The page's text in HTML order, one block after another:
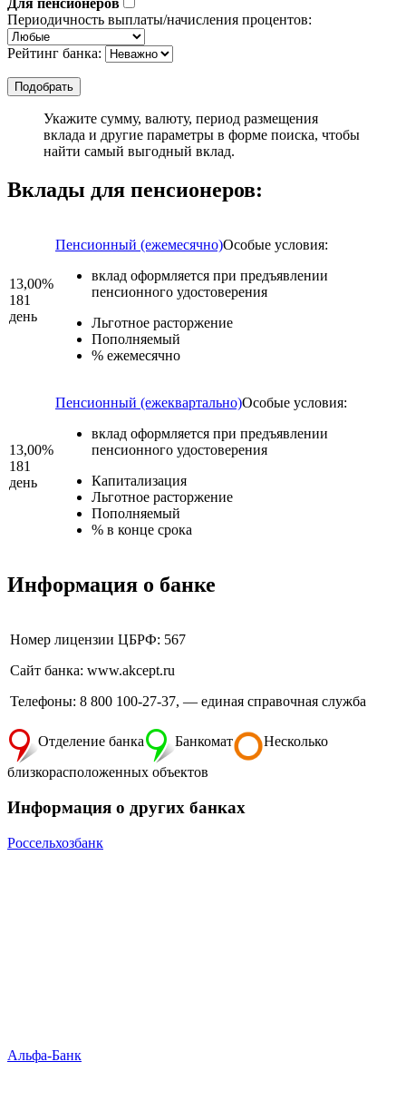
Периодичность выплаты/начисления процентов:
Рейтинг банка:
Укажите сумму, валюту, период размещения
вклада и другие параметры в форме поиска, чтобы
найти самый выгодный вклад.
Вклады для пенсионеров:
13,00%
181
день
Пенсионный (ежемесячно)Особые условия:
вклад оформляется при предъявлении
пенсионного удостоверения
Льготное расторжение
Пополняемый
% ежемесячно
13,00%
181
день
Пенсионный (ежеквартально)Особые условия:
вклад оформляется при предъявлении
пенсионного удостоверения
Капитализация
Льготное расторжение
Пополняемый
% в конце срока
Информация о банке
Номер лицензии ЦБРФ: 567
Сайт банка: www.akcept.ru
Телефоны: 8 800 100-27-37, — единая справочная служба
Отделение банка Банкомат Несколько
близкорасположенных объектов
Информация о других банках
Россельхозбанк
Альфа-Банк